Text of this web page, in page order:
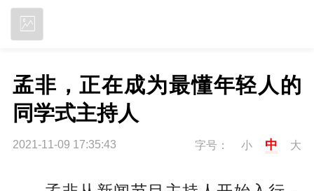
孟非，正在成为最懂年轻人的
同学式主持人
2021-11-09 17:35:43 字号： 小 中 大